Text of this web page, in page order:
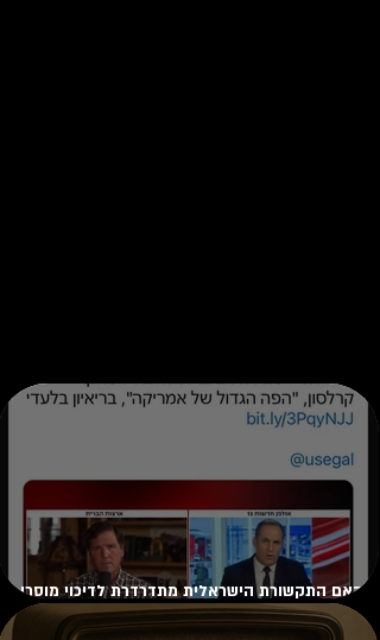
האם התקשורת הישראלית מתדרדרת לדיכוי מוסרי
ושנאה עצמית?